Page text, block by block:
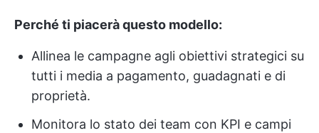
Perché ti piacerà questo modello:
Allinea le campagne agli obiettivi strategici su
tutti i media a pagamento, guadagnati e di
proprietà.
Monitora lo stato dei team con KPI e campi